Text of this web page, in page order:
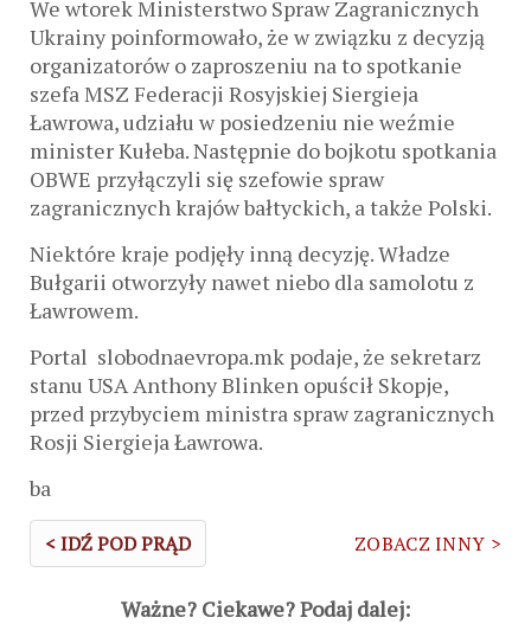
We wtorek Ministerstwo Spraw Zagranicznych
Ukrainy poinformowało, że w związku z decyzją
organizatorów o zaproszeniu na to spotkanie
szefa MSZ Federacji Rosyjskiej Siergieja
Ławrowa, udziału w posiedzeniu nie weźmie
minister Kułeba. Następnie do bojkotu spotkania
OBWE przyłączyli się szefowie spraw
zagranicznych krajów bałtyckich, a także Polski.
Niektóre kraje podjęły inną decyzję. Władze
Bułgarii otworzyły nawet niebo dla samolotu z
Ławrowem.
Portal slobodnaevropa.mk podaje, że sekretarz
stanu USA Anthony Blinken opuścił Skopje,
przed przybyciem ministra spraw zagranicznych
Rosji Siergieja Ławrowa.
ba
< IDŹ POD PRĄD ZOBACZ INNY >
Ważne? Ciekawe? Podaj dalej: